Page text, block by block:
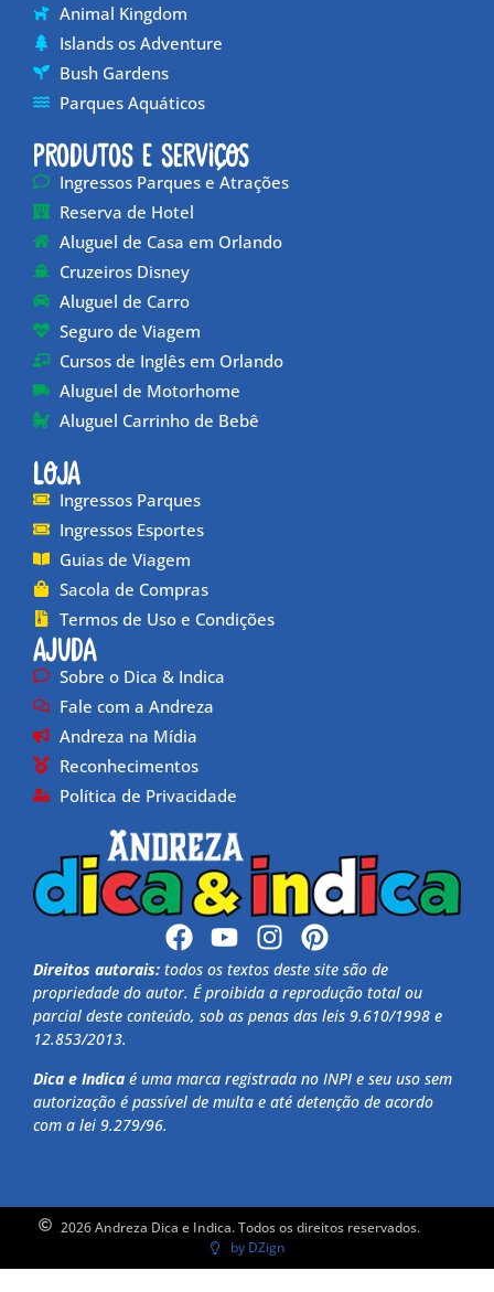
Animal Kingdom
Islands os Adventure
Bush Gardens
Parques Aquáticos
Produtos e Serviços
Ingressos Parques e Atrações
Reserva de Hotel
Aluguel de Casa em Orlando
Cruzeiros Disney
Aluguel de Carro
Seguro de Viagem
Cursos de Inglês em Orlando
Aluguel de Motorhome
Aluguel Carrinho de Bebê
Loja
Ingressos Parques
Ingressos Esportes
Guias de Viagem
Sacola de Compras
Termos de Uso e Condições
Ajuda
Sobre o Dica & Indica
Fale com a Andreza
Andreza na Mídia
Reconhecimentos
Política de Privacidade
Direitos autorais: todos os textos deste site são de
propriedade do autor. É proibida a reprodução total ou
parcial deste conteúdo, sob as penas das leis 9.610/1998 e
12.853/2013.
Dica e Indica é uma marca registrada no INPI e seu uso sem
autorização é passível de multa e até detenção de acordo
com a lei 9.279/96.
2026 Andreza Dica e Indica. Todos os direitos reservados.
by DZign